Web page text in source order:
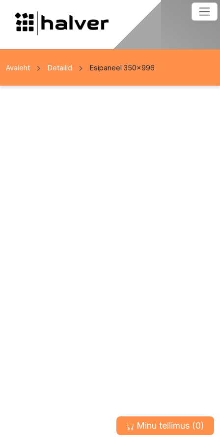
Avaleht Detailid Esipaneel 350×996
Minu tellimus (0)